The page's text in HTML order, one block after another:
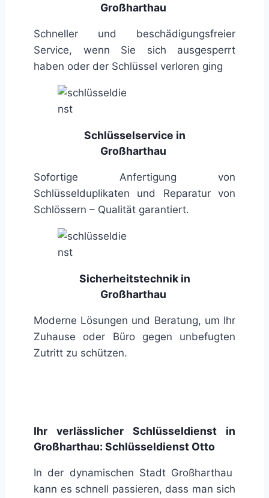
Großharthau
Schneller und beschädigungsfreier
Service, wenn Sie sich ausgesperrt
haben oder der Schlüssel verloren ging
Schlüsselservice in
Großharthau
Sofortige Anfertigung von
Schlüsselduplikaten und Reparatur von
Schlössern – Qualität garantiert.
Sicherheitstechnik in
Großharthau
Moderne Lösungen und Beratung, um Ihr
Zuhause oder Büro gegen unbefugten
Zutritt zu schützen.
Ihr verlässlicher Schlüsseldienst in
Großharthau: Schlüsseldienst Otto
In der dynamischen Stadt Großharthau
kann es schnell passieren, dass man sich